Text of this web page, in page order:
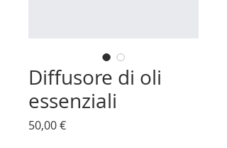
Diffusore di oli
essenziali
50,00 €Prezzo